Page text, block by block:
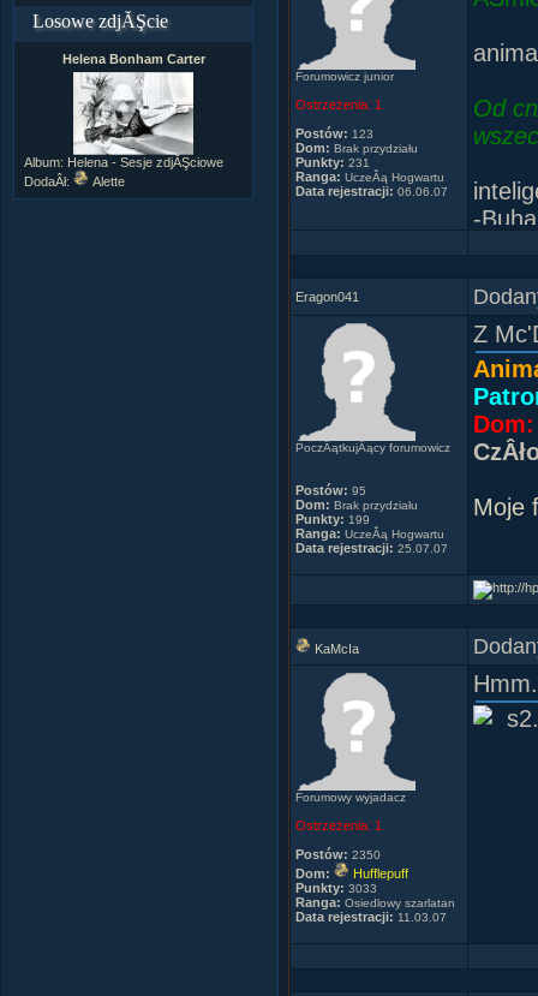
Losowe zdjĂŞcie
Helena Bonham Carter
Album: Helena - Sesje zdjĂŞciowe
DodaÂł:
Alette
Forumowicz junior
Ostrzeżenia: 1
Postów: 123
Dom: Brak przydziału
Punkty: 231
Ranga: UczeĂą Hogwartu
Data rejestracji: 06.06.07
Od
-
-
-
-
Eragon041
PoczÂątkujÂący forumowicz
Postów: 95
Dom: Brak przydziału
Punkty: 199
Ranga: UczeĂą Hogwartu
Data rejestracji: 25.07.07
Z
Moje
KaMcIa
Forumowy wyjadacz
Ostrzeżenia: 1
Postów: 2350
Dom:
Hufflepuff
Punkty: 3033
Ranga: Osiedlowy szarlatan
Data rejestracji: 11.03.07